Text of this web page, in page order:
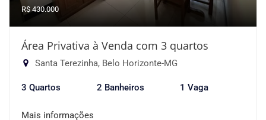
R$ 430.000
Área Privativa à Venda com 3 quartos
Santa Terezinha, Belo Horizonte-MG
3 Quartos 2 Banheiros 1 Vaga
Mais informações